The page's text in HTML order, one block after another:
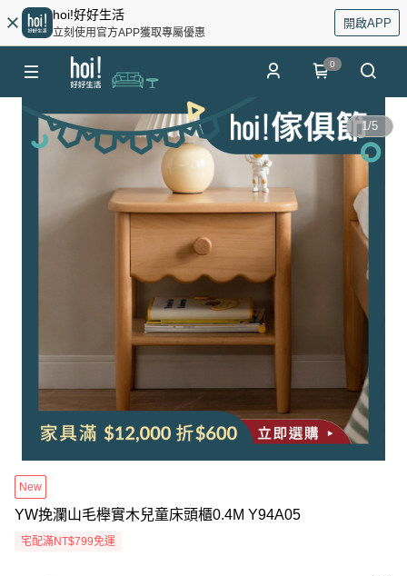
hoi!好好生活
立刻使用官方APP獲取專屬優惠
開啟APP
0
1/5
New
YW挽瀾山毛櫸實木兒童床頭櫃0.4M Y94A05
宅配滿NT$799免運